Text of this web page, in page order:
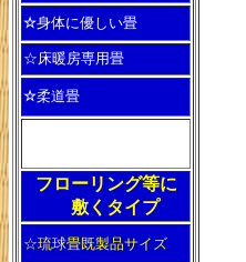
☆身体に優しい畳
☆床暖房専用畳
☆柔道畳
フローリング等に
敷くタイプ
☆琉球畳既製品サイズ